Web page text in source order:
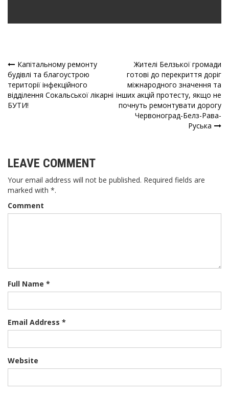
Навігація
записів
Капітальному ремонту
будівлі та благоустрою
території інфекційного
відділення Сокальської лікарні
БУТИ!
Жителі Белзької громади
готові до перекриття доріг
міжнародного значення та
інших акцій протесту, якщо не
почнуть ремонтувати дорогу
Червоноград-Белз-Рава-
Руська
LEAVE COMMENT
Your email address will not be published. Required fields are
marked with *.
Comment
Full Name *
Email Address *
Website